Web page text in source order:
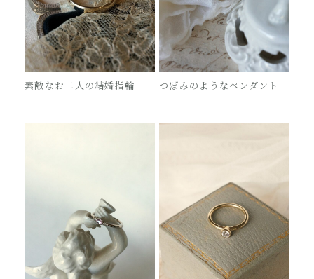
素敵なお二人の結婚指輪 つぼみのようなペンダント